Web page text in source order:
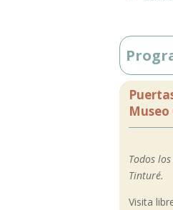
Todos
Tinturé.
Visita